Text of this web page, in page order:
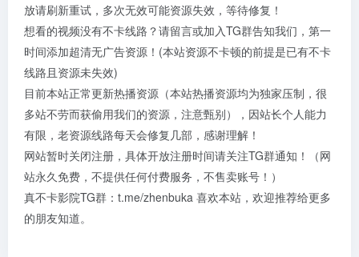
放请刷新重试，多次无效可能资源失效，等待修复！
想看的视频没有不卡线路？请留言或加入TG群告知我们，第一
时间添加超清无广告资源！(本站资源不卡顿的前提是已有不卡
线路且资源未失效)
目前本站正常更新热播资源（本站热播资源均为独家压制，很
多站不劳而获偷用我们的资源，注意甄别），因站长个人能力
有限，老资源线路每天会修复几部，感谢理解！
网站暂时关闭注册，具体开放注册时间请关注TG群通知！（网
站永久免费，不提供任何付费服务，不售卖账号！）
真不卡影院TG群：t.me/zhenbuka 喜欢本站，欢迎推荐给更多
的朋友知道。